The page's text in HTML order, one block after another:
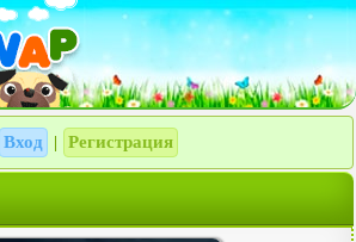
Вход Регистрация